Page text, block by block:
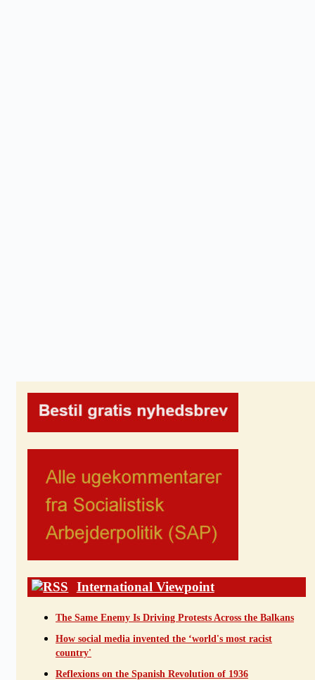
International Viewpoint
The Same Enemy Is Driving Protests Across the Balkans
How social media invented the ‘world's most racist
country'
Reflexions on the Spanish Revolution of 1936